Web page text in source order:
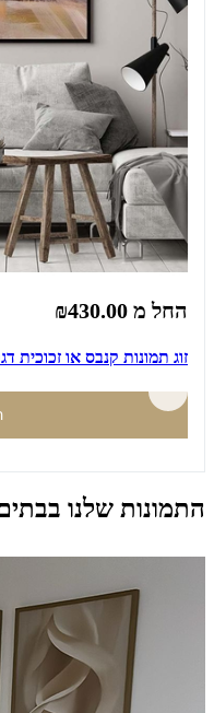
החל מ ₪430.00
זוג תמונות קנבס או זכוכית דגם
התמונות שלנו